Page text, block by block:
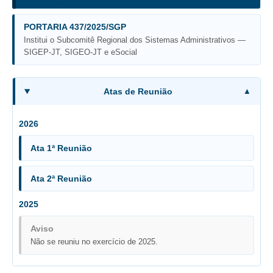
Licitações, contratos e Instrumentos
Gestão de Pessoas
Auditoria e Prestação de Contas
Sustentabilidade
Legislação
Acórdãos
Atos Administrativos
Biblioteca Digital
Código de Ética dos Servidores
Diário Eletrônico JT
PORTARIA 437/2025/SGP
Institui o Subcomitê Regional dos Sistemas Administrativos —
SIGEP-JT, SIGEO-JT e eSocial
Atas de Reunião
2026
Ata 1ª Reunião
Ata 2ª Reunião
2025
Aviso
Não se reuniu no exercício de 2025.